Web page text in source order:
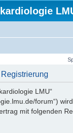
LMU“
forum“)
mit folgenden